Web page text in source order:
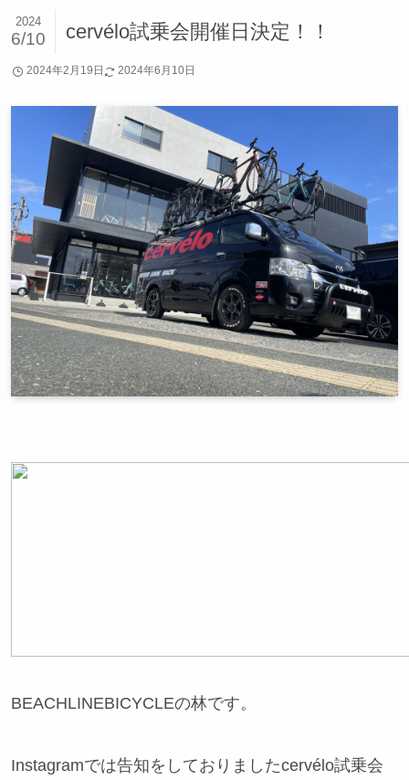
cervélo試乗会開催日決定！！
2024
6/10
2024年2月19日 2024年6月10日
BEACHLINEBICYCLEの林です。
Instagramでは告知をしておりましたcervélo試乗会